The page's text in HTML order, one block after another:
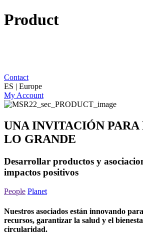
Product
Contact
ES | Europe
My Account
UNA INVITACIÓN PARA
LO GRANDE
Desarrollar productos y
impactos positivos
People Planet
Nuestros asociados están innovando
recursos, garantizar la salud y el
circularidad.